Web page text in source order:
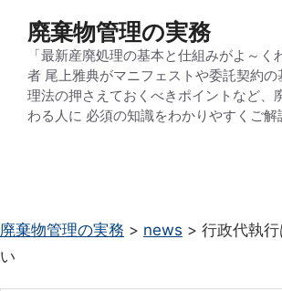
ッ
プ
廃棄物管理の実務
「最新産廃処理の基本と仕組みがよ～く
者 尾上雅典がマニフェストや委託契約
理法の押さえておくべきポイントなど、
わる人に 必須の知識をわかりやすくご解
廃棄物管理の実務 > news > 行政代執
い